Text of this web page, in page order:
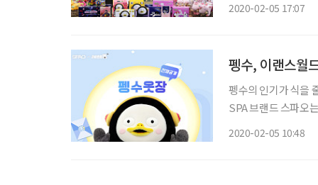
2020-02-05 17:07
펭수, 이랜스월
펭수의 인기가 식을
SPA 브랜드 스파오
2020-02-05 10:48